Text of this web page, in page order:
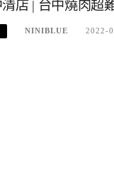
店 | 台中燒肉超
NINIBLUE 2022-